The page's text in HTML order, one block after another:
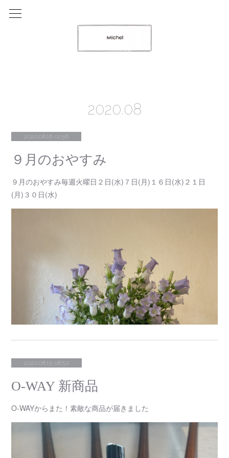
2020.08
2020.08.16 01:56
９月のおやすみ
９月のおやすみ毎週火曜日２日(水)７日(月)１６日(水)２１日
(月)３０日(水)
2020.08.15 06:52
O-WAY 新商品
O-WAYからまた！素敵な商品が届きました